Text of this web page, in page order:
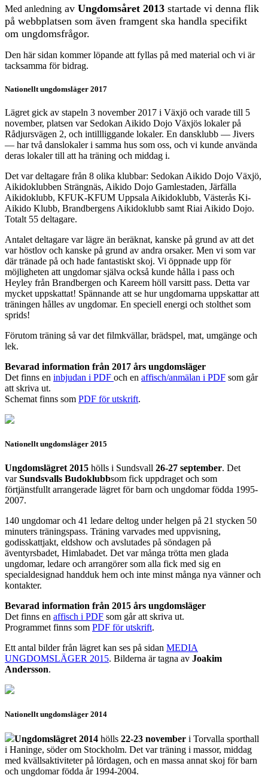
Med anledning av Ungdomsåret 2013 startade vi denna flik
på webbplatsen som även framgent ska handla specifikt
om ungdomsfrågor.
Den här sidan kommer löpande att fyllas på med material och vi är
tacksamma för bidrag.
Nationellt ungdomsläger 2017
Lägret gick av stapeln 3 november 2017 i Växjö och varade till 5
november, platsen var Sedokan Aikido Dojo Växjös lokaler på
Rådjursvägen 2, och intillliggande lokaler. En dansklubb — Jivers
— har två danslokaler i samma hus som oss, och vi kunde använda
deras lokaler till att ha träning och middag i.
Det var deltagare från 8 olika klubbar: Sedokan Aikido Dojo Växjö,
Aikidoklubben Strängnäs, Aikido Dojo Gamlestaden, Järfälla
Aikidoklubb, KFUK-KFUM Uppsala Aikidoklubb, Västerås Ki-
Aikido Klubb, Brandbergens Aikidoklubb samt Riai Aikido Dojo.
Totalt 55 deltagare.
Antalet deltagare var lägre än beräknat, kanske på grund av att det
var höstlov och kanske på grund av andra orsaker. Men vi som var
där tränade på och hade fantastiskt skoj. Vi öppnade upp för
möjligheten att ungdomar själva också kunde hålla i pass och
Heyley från Brandbergen och Kareem höll varsitt pass. Detta var
mycket uppskattat! Spännande att se hur ungdomarna uppskattar att
träningen hålles av ungdomar. En speciell energi och stolthet som
sprids!
Förutom träning så var det filmkvällar, brädspel, mat, umgänge och
lek.
Bevarad information från 2017 års ungdomsläger
Det finns en inbjudan i PDF och en affisch/anmälan i PDF som går
att skriva ut.
Schemat finns som PDF för utskrift.
Nationellt ungdomsläger 2015
Ungdomslägret 2015 hölls i Sundsvall 26-27 september. Det
varSundsvalls Budoklubbsom fick uppdraget och som
förtjänstfullt arrangerade lägret för barn och ungdomar födda 1995-
2007.
140 ungdomar och 41 ledare deltog under helgen på 21 stycken 50
minuters träningspass. Träning varvades med uppvisning,
godisskattjakt, eldshow och avslutades på söndagen på
äventyrsbadet, Himlabadet. Det var många trötta men glada
ungdomar, ledare och arrangörer som alla fick med sig en
specialdesignad handduk hem och inte minst många nya vänner och
kontakter.
Bevarad information från 2015 års ungdomsläger
Det finns en affisch i PDF som går att skriva ut.
Programmet finns som PDF för utskrift.
Ett antal bilder från lägret kan ses på sidan MEDIA
UNGDOMSLÄGER 2015. Bilderna är tagna av Joakim
Andersson.
Nationellt ungdomsläger 2014
Ungdomslägret 2014 hölls 22-23 november i Torvalla sporthall
i Haninge, söder om Stockholm. Det var träning i massor, middag
med kvällsaktiviteter på lördagen, och en massa annat skoj för barn
och ungdomar födda år 1994-2004.